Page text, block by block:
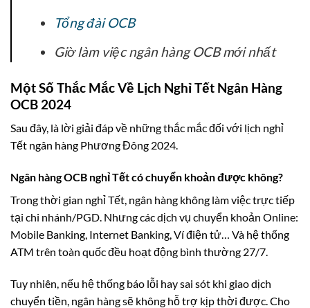
Tổng đài OCB
Giờ làm việc ngân hàng OCB mới nhất
Một Số Thắc Mắc Về Lịch Nghỉ Tết Ngân Hàng
OCB 2024
Sau đây, là lời giải đáp về những thắc mắc đối với lịch nghỉ
Tết ngân hàng Phương Đông 2024.
Ngân hàng OCB nghỉ Tết có chuyển khoản được không?
Trong thời gian nghỉ Tết, ngân hàng không làm việc trực tiếp
tại chi nhánh/PGD. Nhưng các dịch vụ chuyển khoản Online:
Mobile Banking, Internet Banking, Ví điện tử… Và hệ thống
ATM trên toàn quốc đều hoạt động bình thường 27/7.
Tuy nhiên, nếu hệ thống báo lỗi hay sai sót khi giao dịch
chuyển tiền, ngân hàng sẽ không hỗ trợ kịp thời được. Cho